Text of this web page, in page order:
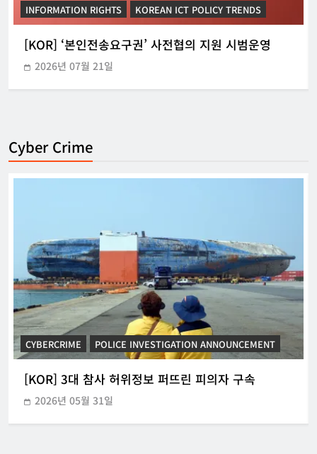
INFORMATION RIGHTS KOREAN ICT POLICY TRENDS
[KOR] ‘본인전송요구권’ 사전협의 지원 시범운영
2026년 07월 21일
Cyber Crime
CYBERCRIME POLICE INVESTIGATION ANNOUNCEMENT
[KOR] 3대 참사 허위정보 퍼뜨린 피의자 구속
2026년 05월 31일